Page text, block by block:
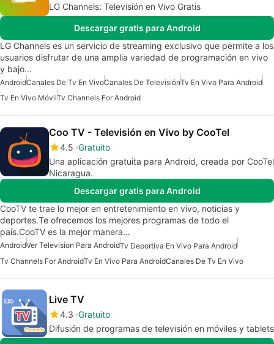
LG Channels: Televisión en Vivo Gratis
Descargar gratis para Android
LG Channels es un servicio de streaming exclusivo que permite a los
usuarios disfrutar de una amplia variedad de programación en vivo
y bajo…
AndroidCanales De Tv En VivoCanales De TelevisiónTv En Vivo Para Android
Tv En Vivo MóvilTv Channels For Android
Coo TV - Televisión en Vivo by CooTel
4.5 Gratuito
Una aplicación gratuita para Android, creada por CooTel
Nicaragua.
Descargar gratis para Android
CooTV te trae lo mejor en entretenimiento en vivo, noticias y
deportes.Te ofrecemos los mejores programas de todo el
país.CooTV es la mejor manera…
AndroidVer Television Para AndroidTv Deportiva En Vivo Para Android
Tv Channels For AndroidTv En Vivo Para AndroidCanales De Tv En Vivo
Live TV
4.3 Gratuito
Difusión de programas de televisión en móviles y tablets